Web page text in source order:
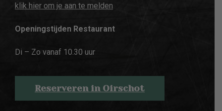
klik hier om je aan te melden
Openingstijden Restaurant
Di – Zo vanaf 10.30 uur
Reserveren in Oirschot